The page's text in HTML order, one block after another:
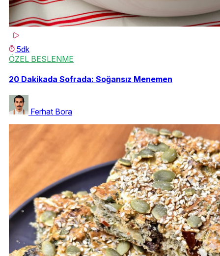
5dk
ÖZEL BESLENME
20 Dakikada Sofrada: Soğansız Menemen
Ferhat Bora